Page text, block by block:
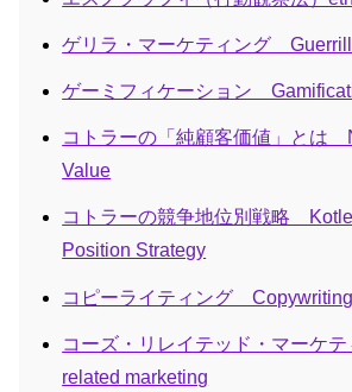
ゲリラ・マーケティング
ゲーミフィケーション
コトラーの「純顧客価値」とは
Value
コトラーの競争地位別戦略
Position Strategy
コピーライティング
コーズ・リレイテッド・マーケ
related marketing